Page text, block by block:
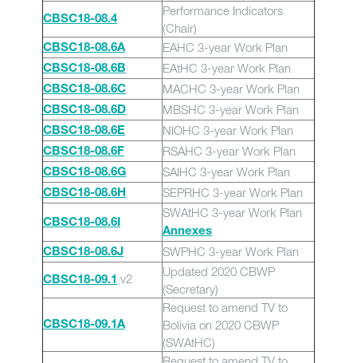
CBSC18-08.4
Performance Indicators
(Chair)
CBSC18-08.6A EAHC 3-year Work Plan
CBSC18-08.6B EAtHC 3-year Work Plan
CBSC18-08.6C MACHC 3-year Work Plan
CBSC18-08.6D MBSHC 3-year Work Plan
CBSC18-08.6E NIOHC 3-year Work Plan
CBSC18-08.6F RSAHC 3-year Work Plan
CBSC18-08.6G SAIHC 3-year Work Plan
CBSC18-08.6H SEPRHC 3-year Work Plan
CBSC18-08.6I
SWAtHC 3-year Work Plan
Annexes
CBSC18-08.6J
SWPHC 3-year Work Plan
CBSC18-09.1 v2
Updated 2020 CBWP
(Secretary)
CBSC18-09.1A
Request to amend TV to
Bolivia on 2020 CBWP
(SWAtHC)